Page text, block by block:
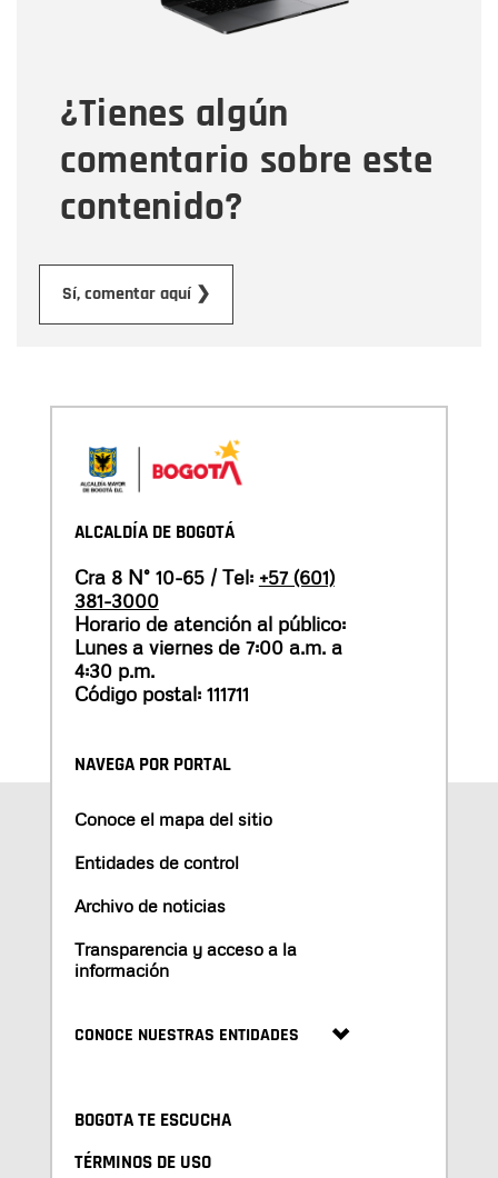
¿Tienes algún
comentario sobre este
contenido?
Sí, comentar aquí ❯
Tipo de comentario
Mensaje
ALCALDÍA DE BOGOTÁ
Cra 8 N° 10-65 / Tel: +57 (601)
381-3000
Horario de atención al público:
Lunes a viernes de 7:00 a.m. a
4:30 p.m.
Código postal: 111711
NAVEGA POR PORTAL
Conoce el mapa del sitio
Entidades de control
Archivo de noticias
Transparencia y acceso a la
información
CONOCE NUESTRAS ENTIDADES
BOGOTA TE ESCUCHA
TÉRMINOS DE USO